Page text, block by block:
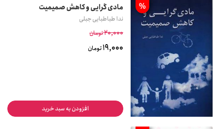
% مادی گرایی و کاهش صمیمیت
ندا طباطبایی جبلی
20,000تومان
19,000تومان
افزودن به سبد خرید